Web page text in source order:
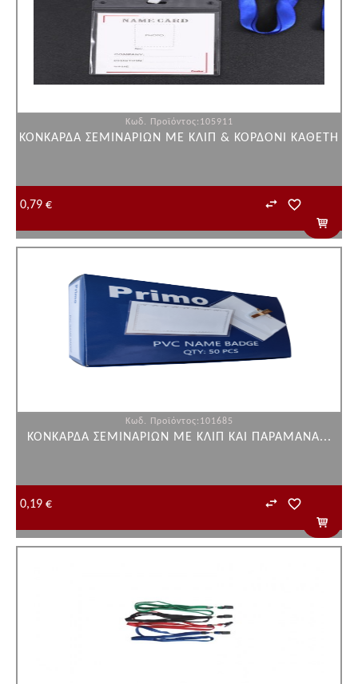
Κωδ. Προϊόντος:105911
ΚΟΝΚΑΡΔΑ ΣΕΜΙΝΑΡΙΩΝ ΜΕ ΚΛΙΠ & ΚΟΡΔΟΝΙ ΚΑΘΕΤΗ
0,79 €
Κωδ. Προϊόντος:101685
ΚΟΝΚΑΡΔΑ ΣΕΜΙΝΑΡΙΩΝ ΜΕ ΚΛΙΠ ΚΑΙ ΠΑΡΑΜΑΝΑ...
0,19 €